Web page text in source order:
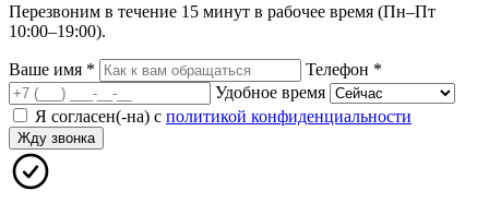
Перезвоним в течение 15 минут в рабочее время (Пн–Пт
10:00–19:00).
Ваше имя * Телефон *
Удобное время
Я согласен(-на) с политикой конфиденциальности
Жду звонка